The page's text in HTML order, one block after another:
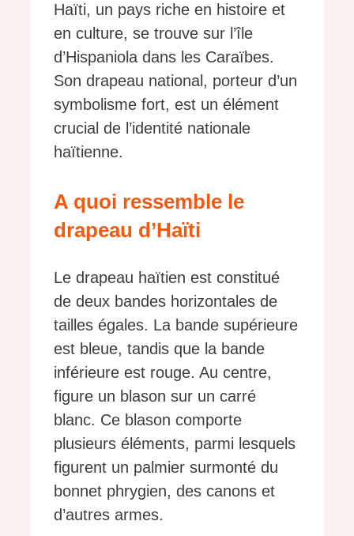
Haïti, un pays riche en histoire et
en culture, se trouve sur l’île
d’Hispaniola dans les Caraïbes.
Son drapeau national, porteur d’un
symbolisme fort, est un élément
crucial de l’identité nationale
haïtienne.
A quoi ressemble le
drapeau d’Haïti
Le drapeau haïtien est constitué
de deux bandes horizontales de
tailles égales. La bande supérieure
est bleue, tandis que la bande
inférieure est rouge. Au centre,
figure un blason sur un carré
blanc. Ce blason comporte
plusieurs éléments, parmi lesquels
figurent un palmier surmonté du
bonnet phrygien, des canons et
d’autres armes.